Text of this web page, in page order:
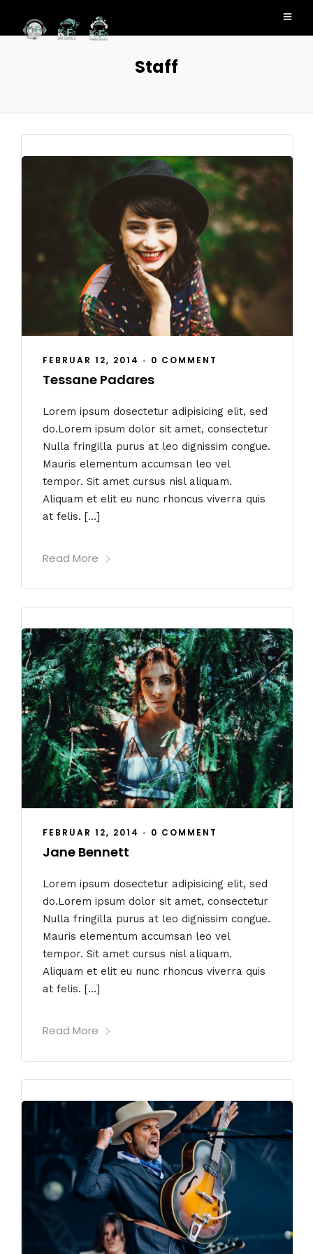
Staff
FEBRUAR 12, 2014 • 0 COMMENT
Tessane Padares
Lorem ipsum dosectetur adipisicing elit, sed
do.Lorem ipsum dolor sit amet, consectetur
Nulla fringilla purus at leo dignissim congue.
Mauris elementum accumsan leo vel
tempor. Sit amet cursus nisl aliquam.
Aliquam et elit eu nunc rhoncus viverra quis
at felis. […]
Read More
FEBRUAR 12, 2014 • 0 COMMENT
Jane Bennett
Lorem ipsum dosectetur adipisicing elit, sed
do.Lorem ipsum dolor sit amet, consectetur
Nulla fringilla purus at leo dignissim congue.
Mauris elementum accumsan leo vel
tempor. Sit amet cursus nisl aliquam.
Aliquam et elit eu nunc rhoncus viverra quis
at felis. […]
Read More